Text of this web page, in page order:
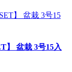
】 盆栽 3号15入